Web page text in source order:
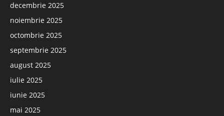
decembrie 2025
noiembrie 2025
octombrie 2025
septembrie 2025
august 2025
iulie 2025
iunie 2025
mai 2025